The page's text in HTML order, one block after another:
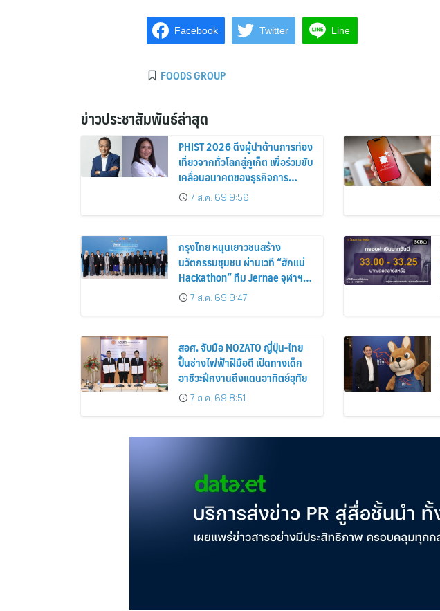
Facebook Twitter Line
FOODS GROUP
ข่าวประชาสัมพันธ์ล่าสุด
PHIST 2026 ดึงผู้นำด้านการท่อง
เที่ยวจากทั่วโลกสู่ภูเก็ต เพื่อร่วมขับ
เคลื่อนอนาคตของธุรกิจการ
บริการอย่างยั่งยืน
7 ส.ค. 69 9:56
กรุงไทย หนุนเยาวชนสร้าง
นวัตกรรมชุมชน ผ่านเวที “ฮักแม่
Hackathon” ทีม Jernae จุฬาฯ
คว้าแชมป์ ใช้ AI ติดตามทรัพย์สิน
สูญหาย
7 ส.ค. 69 9:47
สอศ. จับมือ NOZATO ญี่ปุ่น-ไทย
ปั้นช่างไฟฟ้าฝีมือดี เปิดทางเด็ก
อาชีวะฝึกงานถึงแดนอาทิตย์อุทัย
7 ส.ค. 69 8:51